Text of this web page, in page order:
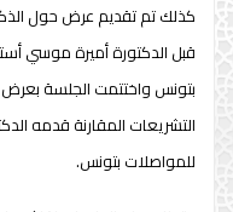
كذلك تم تقديم عرض حول
قبل الدكتورة أميرة موسي
بتونس واختتمت الجلسة
التشريعات المقارنة قدمه
للمواصلات بتونس.